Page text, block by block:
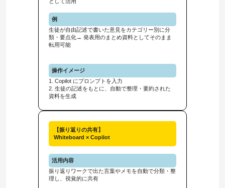
例
生徒が自由記述で書いた意見をカテゴリー別に分
類・要点化→ 発表用のまとめ資料としてそのまま
転用可能
操作イメージ
1. Copilot にプロンプトを入力
2. 生徒の記述をもとに、自動で整理・要約された
資料を生成
【振り返りの共有】
Whiteboard × Copilot
活用内容
振り返りワークで出た言葉やメモを自動で分類・整
理し、視覚的に共有